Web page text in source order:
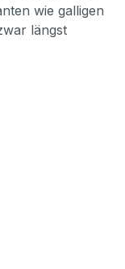
wie galligen
längst